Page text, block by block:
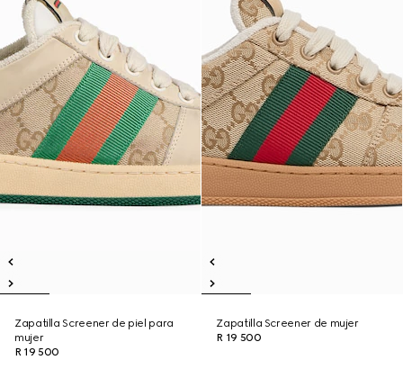
Zapatilla Screener de piel para
mujer
R 19 500
Zapatilla Screener de mujer
R 19 500